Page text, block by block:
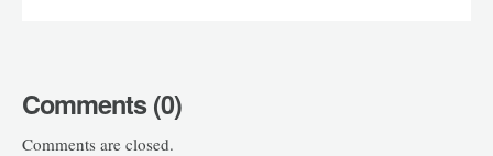
Comments (0)
Comments are closed.